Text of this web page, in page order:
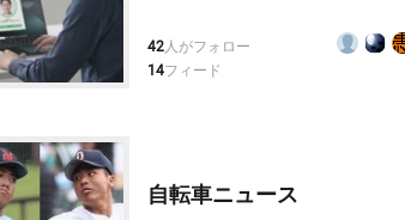
42人がフォロー
14フィード
自転車ニュース